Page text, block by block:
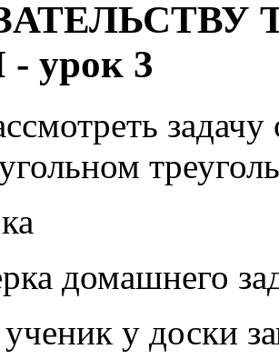
урок 3
домашнего
у доски